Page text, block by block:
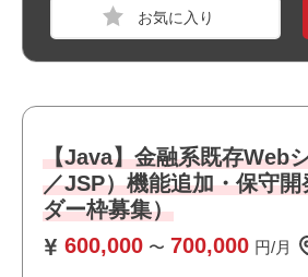
【Java】金融系既存Web
／JSP）機能追加・保守
ダー枠募集）
600,000 〜 700,000 円/月
おすすめポイント
・AWS環境でのサーバー構築・運用
・LAMP環境でのインフラ運用経験
おすすめポイント
・運用保守に携われます
・ワークライフバランスを大切に
・長期就業が見込める案件です